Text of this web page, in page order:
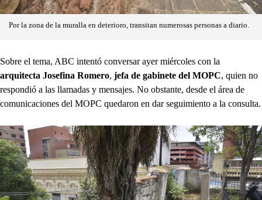
Por la zona de la muralla en deterioro, transitan numerosas personas a diario.
Sobre el tema, ABC intentó conversar ayer miércoles con la
arquitecta Josefina Romero, jefa de gabinete del MOPC, quien no
respondió a las llamadas y mensajes. No obstante, desde el área de
comunicaciones del MOPC quedaron en dar seguimiento a la consulta.